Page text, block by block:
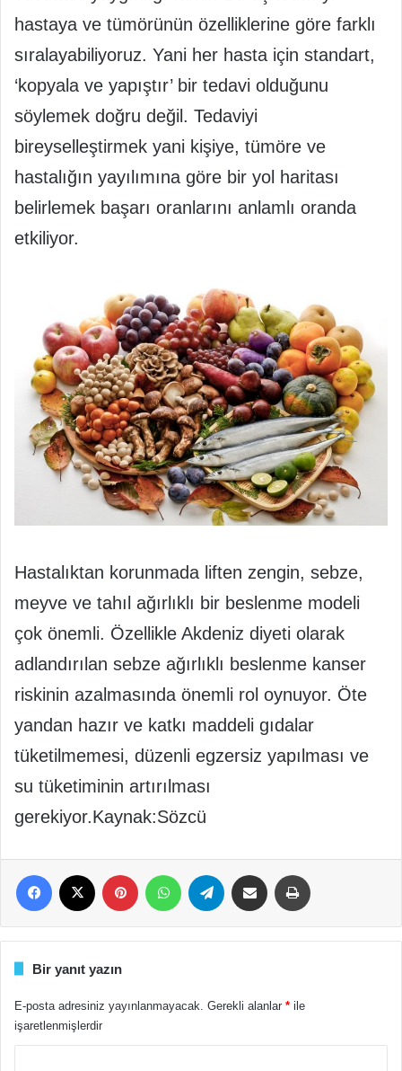
hastaya ve tümörünün özelliklerine göre farklı
sıralayabiliyoruz. Yani her hasta için standart,
‘kopyala ve yapıştır’ bir tedavi olduğunu
söylemek doğru değil. Tedaviyi
bireyselleştirmek yani kişiye, tümöre ve
hastalığın yayılımına göre bir yol haritası
belirlemek başarı oranlarını anlamlı oranda
etkiliyor.
Hastalıktan korunmada liften zengin, sebze,
meyve ve tahıl ağırlıklı bir beslenme modeli
çok önemli. Özellikle Akdeniz diyeti olarak
adlandırılan sebze ağırlıklı beslenme kanser
riskinin azalmasında önemli rol oynuyor. Öte
yandan hazır ve katkı maddeli gıdalar
tüketilmemesi, düzenli egzersiz yapılması ve
su tüketiminin artırılması
gerekiyor.Kaynak:Sözcü
Facebook Pinterest WhatsApp Telegram E-Posta ile paylaş
Bir yanıt yazın
E-posta adresiniz yayınlanmayacak. Gerekli alanlar * ile
işaretlenmişlerdir